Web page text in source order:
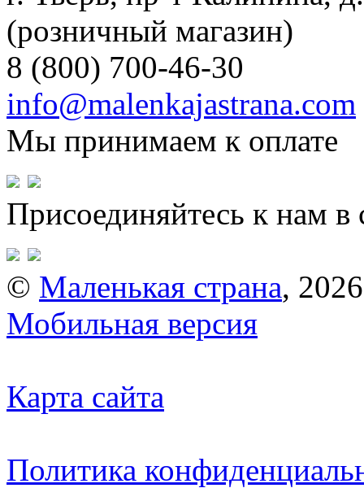
(розничный магазин)
8 (800) 700-46-30
info@malenkajastrana.com
Мы принимаем к оплате
Присоединяйтесь к нам в
© Маленькая страна, 2026
Мобильная версия
Карта сайта
Политика